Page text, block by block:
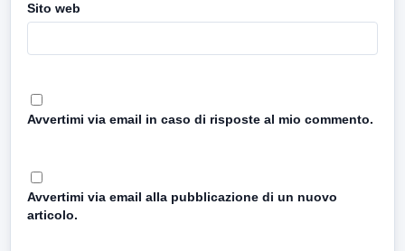
Sito web
Avvertimi via email in caso di risposte al mio commento.
Avvertimi via email alla pubblicazione di un nuovo
articolo.